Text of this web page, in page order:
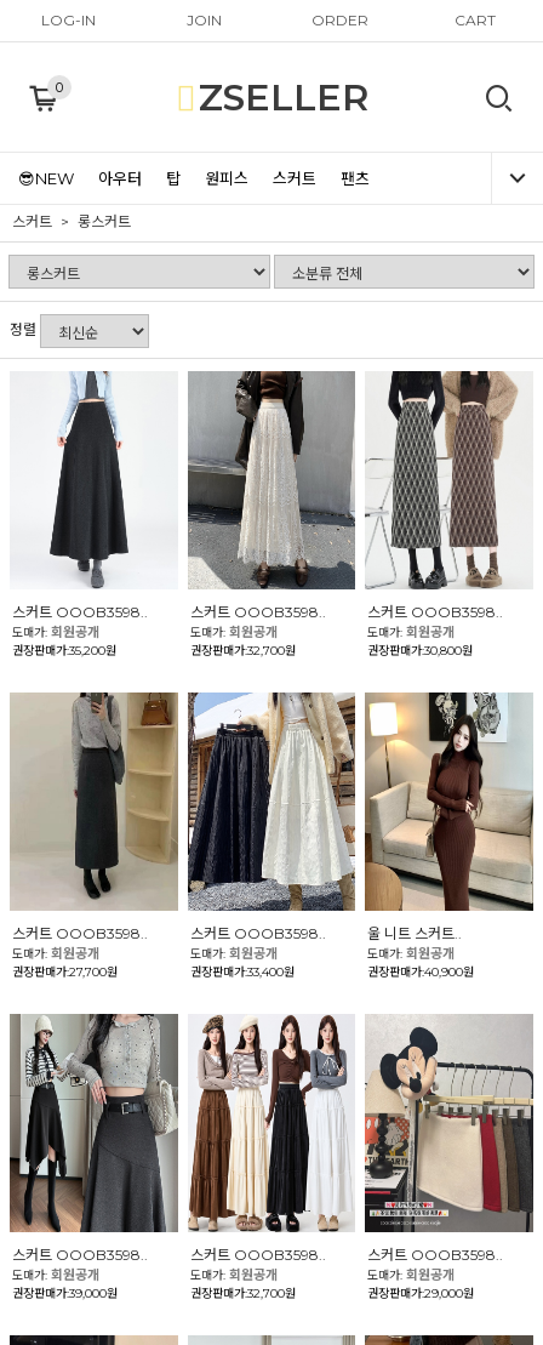
LOG-IN JOIN ORDER CART
0 ZSELLER
😎NEW 아우터 탑 원피스 스커트 팬츠
스커트 롱스커트
정렬
스커트 OOOB3598..
도매가: 회원공개
권장판매가:35,200원
스커트 OOOB3598..
도매가: 회원공개
권장판매가:32,700원
스커트 OOOB3598..
도매가:회원공개
권장판매가:30,800원
스커트 OOOB3598..
도매가: 회원공개
권장판매가:27,700원
스커트 OOOB3598..
도매가: 회원공개
권장판매가:33,400원
울 니트 스커트..
도매가:회원공개
권장판매가:40,900원
스커트 OOOB3598..
도매가: 회원공개
권장판매가:39,000원
스커트 OOOB3598..
도매가: 회원공개
권장판매가:32,700원
스커트 OOOB3598..
도매가:회원공개
권장판매가:29,000원